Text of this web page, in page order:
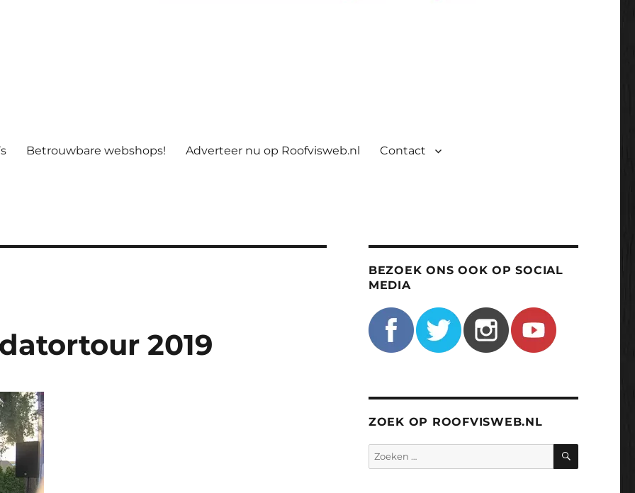
Betrouwbare webshops! Adverteer nu op Roofvisweb.nl Contact
2019
BEZOEK ONS OOK OP SOCIAL
MEDIA
ZOEK OP ROOFVISWEB.NL
Zoeken
naar:
ZOEKEN